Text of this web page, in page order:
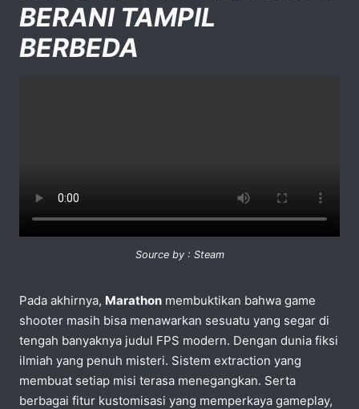
BERANI TAMPIL
BERBEDA
Source by : Steam
Pada akhirnya, Marathon membuktikan bahwa game
shooter masih bisa menawarkan sesuatu yang segar di
tengah banyaknya judul FPS modern. Dengan dunia fiksi
ilmiah yang penuh misteri. Sistem extraction yang
membuat setiap misi terasa menegangkan. Serta
berbagai fitur kustomisasi yang memperkaya gameplay,